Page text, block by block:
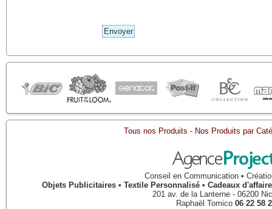
Tous nos Produits - Nos Produits par
Conseil en Communication •
Objets Publicitaires • Textile Personnalisé • Cadeaux
201 av. de la Lanterne - 06200
Raphaël Tomico 06 22 58